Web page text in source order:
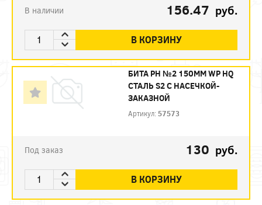
В наличии 156.47 руб.
В КОРЗИНУ
БИТА PH №2 150ММ WP HQ
СТАЛЬ S2 С НАСЕЧКОЙ-
ЗАКАЗНОЙ
Артикул: 57573
Под заказ 130 руб.
В КОРЗИНУ